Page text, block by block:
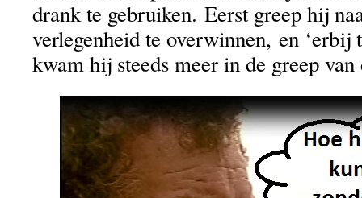
drank te gebruiken. Eerst greep hij
verlegenheid te overwinnen, en ‘erbij
kwam hij steeds meer in de greep